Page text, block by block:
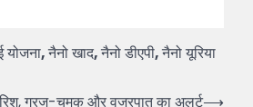
योजना,नैनो खाद,नैनो डीएपी,नैनो यूरिया
गरज-चमक और वज्रपात का अलर्ट⟶